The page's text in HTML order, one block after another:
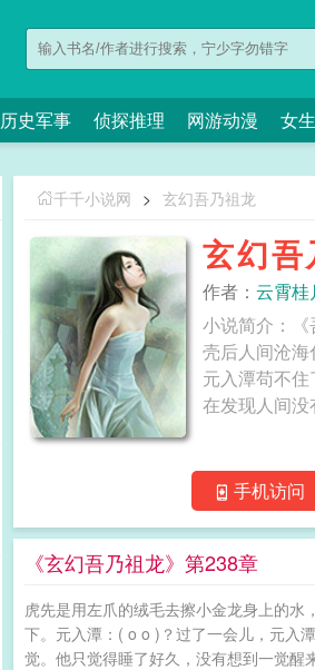
历史军事 侦探推理 网游动漫 女
千千小说网 > 玄幻吾乃祖龙
玄幻吾
作者： 云霄桂
小说简介：
壳后人间沧
元入潭苟不
在发现人间
手机访问
《玄幻吾乃祖龙》第238章
虎先是用左爪的绒毛去擦小金龙身上的
下。元入潭：( o o )？过了一会儿，元入
觉。他只觉得睡了好久，没有想到一觉